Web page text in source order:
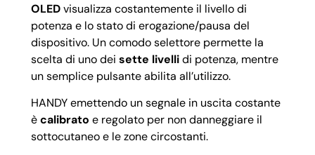
OLEDvisualizza costantemente il livello di
potenza e lo stato di erogazione/pausa del
dispositivo. Un comodo selettore permette la
scelta di uno dei sette livellidi potenza, mentre
un semplice pulsante abilita all’utilizzo.
HANDY emettendo un segnale in uscita costante
ècalibrato e regolato per non danneggiare il
sottocutaneo e le zone circostanti.